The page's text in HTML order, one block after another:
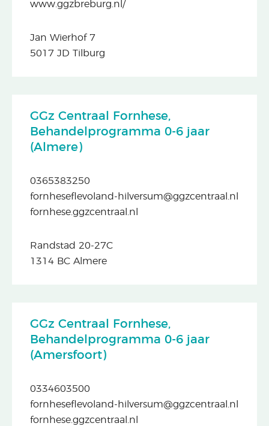
www.ggzbreburg.nl/
Jan Wierhof 7
5017 JD Tilburg
GGz Centraal Fornhese,
Behandelprogramma 0-6 jaar
(Almere)
0365383250
fornheseflevoland-hilversum@ggzcentraal.nl
fornhese.ggzcentraal.nl
Randstad 20-27C
1314 BC Almere
GGz Centraal Fornhese,
Behandelprogramma 0-6 jaar
(Amersfoort)
0334603500
fornheseflevoland-hilversum@ggzcentraal.nl
fornhese.ggzcentraal.nl